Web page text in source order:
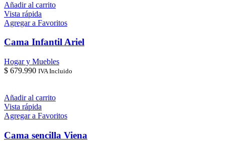
Añadir al carrito
Vista rápida
Agregar a Favoritos
Cama Infantil Ariel
Hogar y Muebles
$ 679.990 IVA Incluido
Añadir al carrito
Vista rápida
Agregar a Favoritos
Cama sencilla Viena